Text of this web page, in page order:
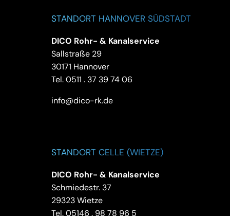
STANDORT HANNOVER SÜDSTADT
DICO Rohr- & Kanalservice
Sallstraße 29
30171 Hannover
Tel.0511 . 37 39 74 06
info@dico-rk.de
STANDORT CELLE (WIETZE)
DICO Rohr- & Kanalservice
Schmiedestr. 37
29323 Wietze
Tel.05146 . 98 78 96 5